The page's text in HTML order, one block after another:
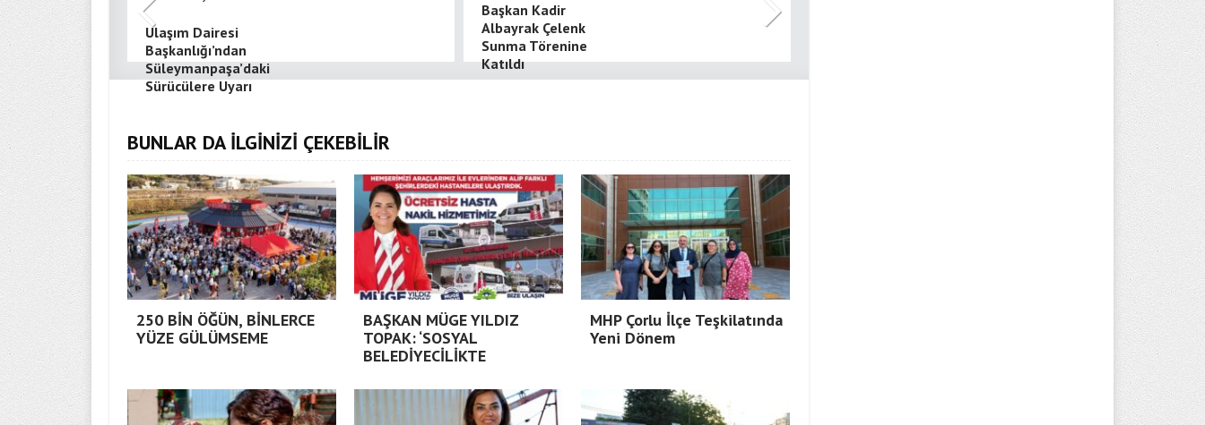
Ulaşım Dairesi
Başkanlığı’ndan
Süleymanpaşa’daki
Sürücülere Uyarı
Başkan Kadir
Albayrak Çelenk
Sunma Törenine
Katıldı
BUNLAR DA İLGİNİZİ ÇEKEBİLİR
250 BİN ÖĞÜN, BİNLERCE
YÜZE GÜLÜMSEME
BAŞKAN MÜGE YILDIZ
TOPAK: ‘SOSYAL
BELEDİYECİLİKTE
MHP Çorlu İlçe Teşkilatında
Yeni Dönem